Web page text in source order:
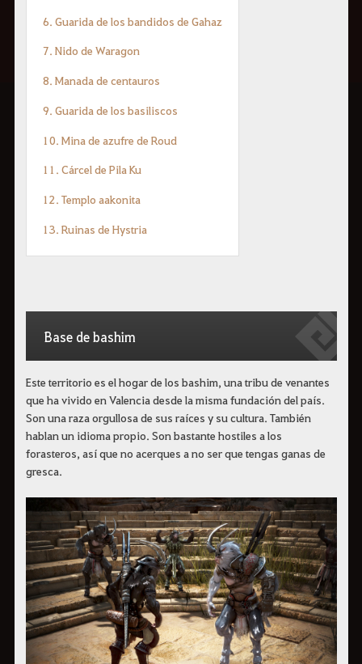
6. Guarida de los bandidos de Gahaz
7. Nido de Waragon
8. Manada de centauros
9. Guarida de los basiliscos
10. Mina de azufre de Roud
11. Cárcel de Pila Ku
12. Templo aakonita
13. Ruinas de Hystria
Base de bashim
Este territorio es el hogar de los bashim, una tribu de venantes
que ha vivido en Valencia desde la misma fundación del país.
Son una raza orgullosa de sus raíces y su cultura. También
hablan un idioma propio. Son bastante hostiles a los
forasteros, así que no acerques a no ser que tengas ganas de
gresca.